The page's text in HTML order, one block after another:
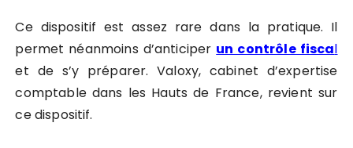
Ce dispositif est assez rare dans la pratique. Il
permet néanmoins d’anticiper un contrôle fiscal
et de s’y préparer. Valoxy, cabinet d’expertise
comptable dans les Hauts de France, revient sur
ce dispositif.